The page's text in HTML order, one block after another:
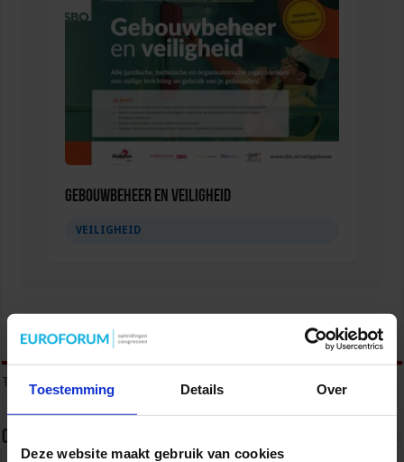
Toestemming Details Over
Deze website maakt gebruik van cookies
Gebouwbeheer en veiligheid
VEILIGHEID
tweet
Tags BEVEILIGING BEVEILIGING GEBOUWEN
Over sbo